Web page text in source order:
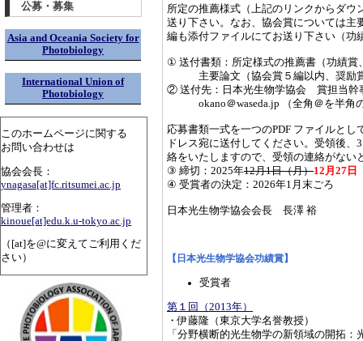
公募・募集
Asia and Oceania Society for
Photobiology
International Union of
Photobiology
このホームページに関する
お問い合わせは
協会会長：
ynagasa[at]fc.ritsumei.ac.jp
管理者：
kinoue[at]edu.k.u-tokyo.ac.jp
（[at]を@に変えてご利用くだ
さい）
所定の推薦様式（上記のリンクからダ
送り下さい。なお、協会賞については主
編も添付ファイルにてお送り下さい（功
① 送付書類：所定様式の推薦書（功績賞
主要論文（協会賞５編以内、奨励
② 送付先：日本光生物学協会 賞担当
okano＠waseda.jp （全角＠を半角の
応募書類一式を一つのPDF ファイルと
ドレス宛に送付してください。受領後
絡をいたしますので、受領の連絡がない
③ 締切：2025年12月1日（月）12月27日
④ 受賞者の決定：2026年1月末ごろ
日本光生物学協会会長 長澤 裕
【日本光生物学協会功績賞】
受賞者
第１回（2013年）
・伊藤隆（東京大学名誉教授）
「分野横断的光生物学の新領域の開拓